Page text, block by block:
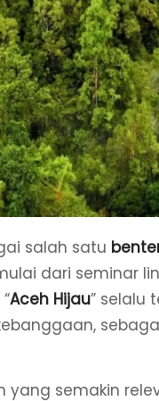
salah satu
dari seminar
Aceh Hijau” selalu
semakin